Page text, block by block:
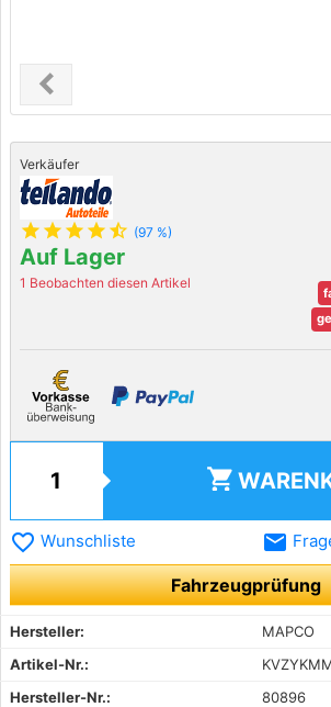
chevron_leftPrevious
Verkäufer
star star star star star_half (97 %)
Auf Lager
1 Beobachten diesen Artikel
shopping_cart
favorite_border Wunschliste email
Fahrzeugprüfung
Hersteller:
MAPCO
Artikel-Nr.:
Hersteller-Nr.:
80896